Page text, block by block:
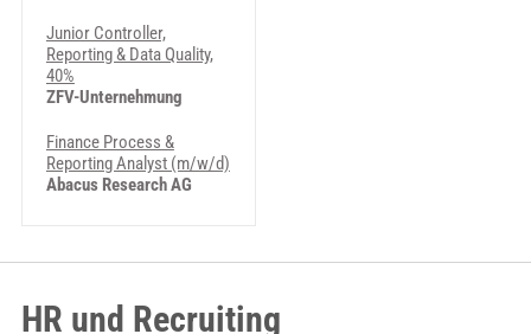
Junior Controller,
Reporting & Data Quality,
40%
ZFV-Unternehmung
Finance Process &
Reporting Analyst (m/w/d)
Abacus Research AG
HR und Recruiting